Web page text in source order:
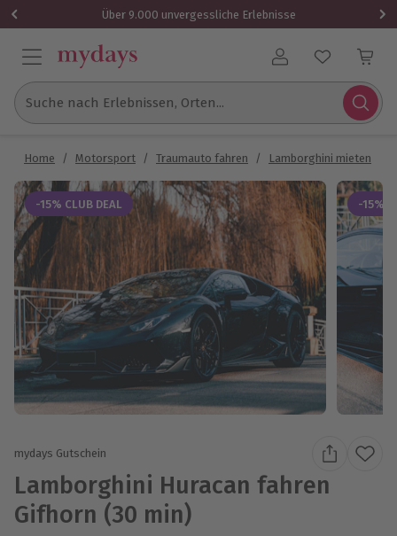
Über 9.000 unvergessliche Erlebnisse
Benutzerkonto
Suche nach Erlebnissen, Orten...
Home / Motorsport / Traumauto fahren / Lamborghini mieten
-15% CLUB DEAL -15%
mydays Gutschein
Lamborghini Huracan fahren
Gifhorn (30 min)